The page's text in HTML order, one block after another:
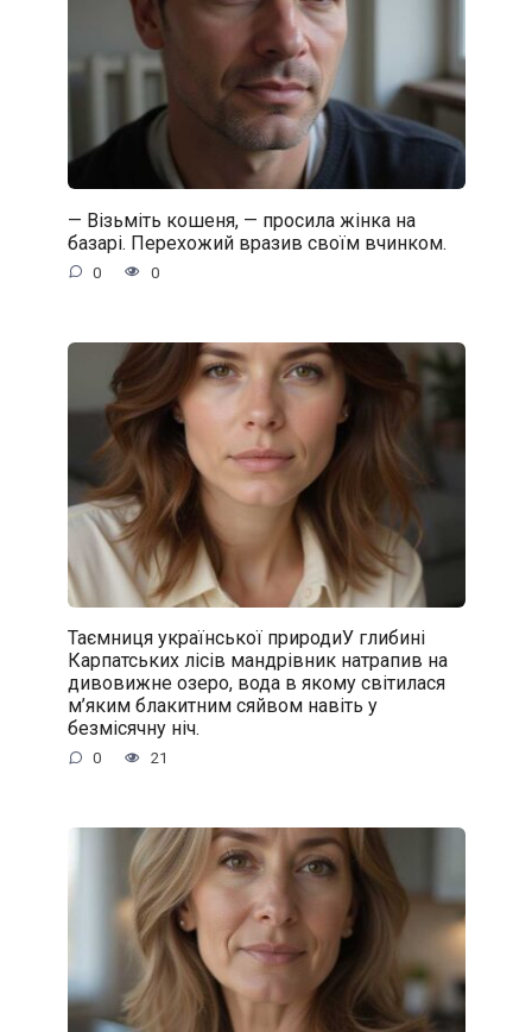
— Візьміть кошеня, — просила жінка на
базарі. Перехожий вразив своїм вчинком.
0 0
Таємниця української природиУ глибині
Карпатських лісів мандрівник натрапив на
дивовижне озеро, вода в якому світилася
м’яким блакитним сяйвом навіть у
безмісячну ніч.
0 21